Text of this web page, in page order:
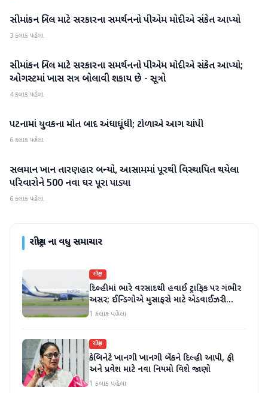
રાષ્ટ્રીય
સીમાંકન બિલ માટે સરકારના સમર્થનનો પીએમ મોદીએ સંકેત આપ્યો
3 કલાક પહેલા
રાષ્ટ્રીય
સીમાંકન બિલ માટે સરકારના સમર્થનનો પીએમ મોદીએ સંકેત આપ્યો;
ઓગસ્ટમાં ખાસ સત્ર બોલાવી શકાય છે - સૂત્રો
4 કલાક પહેલા
રાષ્ટ્રીય
પટનામાં યુવકના મોત બાદ અંધાધૂંધી; ટોળાએ આગ ચાંપી
6 કલાક પહેલા
રાષ્ટ્રીય
સલમાન ખાન તારણહાર બન્યો, આસામમાં પૂરથી વિસ્થાપિત થયેલા
પરિવારોને 500 નવા ઘર પૂરા પાડ્યા
6 કલાક પહેલા
રાષ્ટ્રીયના વધુ સમાચાર
રાષ્ટ્રીય
દિલ્હીમાં ભારે વરસાદથી હવાઈ ટ્રાફિક પર ગંભીર
અસર; ઈન્ડિગોએ મુસાફરો માટે એડવાઈઝરી
જાહેર કરી
1 કલાક પહેલા
રાષ્ટ્રીય
કેબિનેટે ખાનગી ખાનગી બેંકને દિલ્હી આપી, ફી
અને પ્રવેશ માટે નવા નિયમો વિશે જાણો
1 કલાક પહેલા